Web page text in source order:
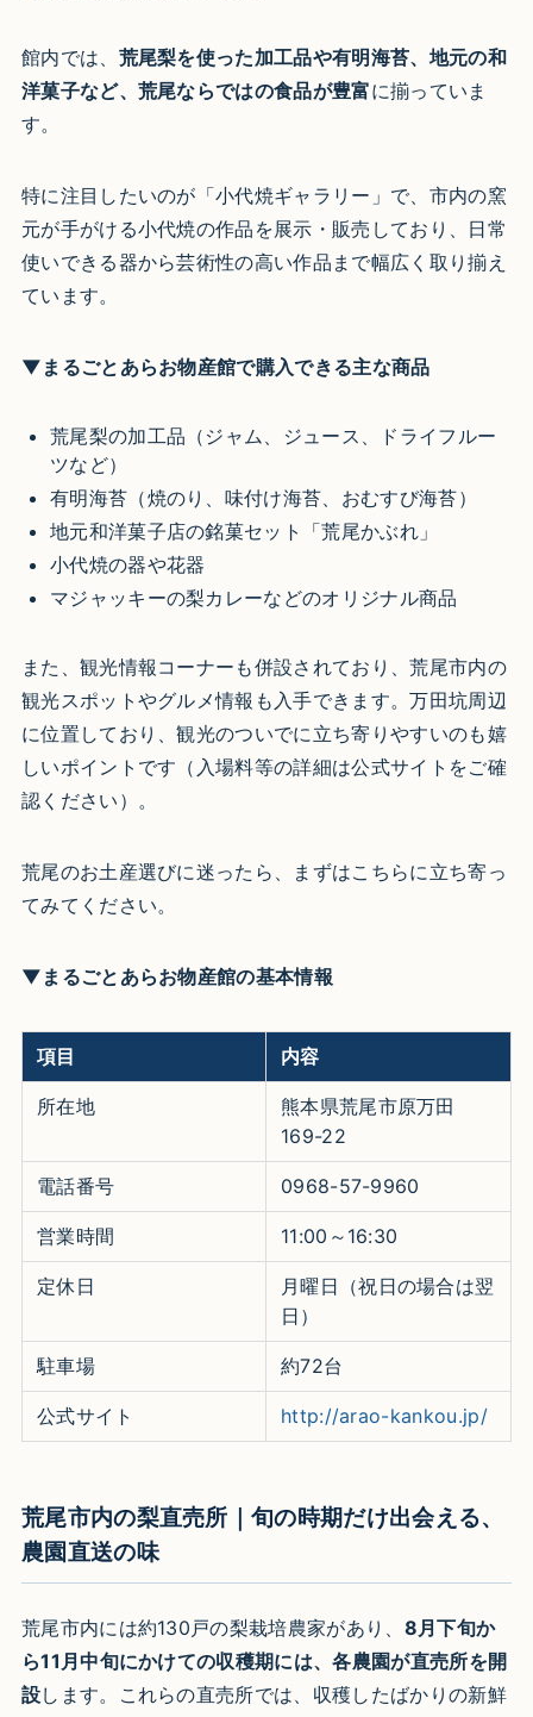
館内では、 荒尾梨を使った加工品や有明海苔、地元の和
洋菓子など、荒尾ならではの食品が豊富に揃っていま
す。
特に注目したいのが「小代焼ギャラリー」で、市内の窯
元が手がける小代焼の作品を展示・販売しており、日常
使いできる器から芸術性の高い作品まで幅広く取り揃え
ています。
▼まるごとあらお物産館で購入できる主な商品
荒尾梨の加工品（ジャム、ジュース、ドライフルー
ツなど）
有明海苔（焼のり、味付け海苔、おむすび海苔）
地元和洋菓子店の銘菓セット「荒尾かぶれ」
小代焼の器や花器
マジャッキーの梨カレーなどのオリジナル商品
また、観光情報コーナーも併設されており、荒尾市内の
観光スポットやグルメ情報も入手できます。万田坑周辺
に位置しており、観光のついでに立ち寄りやすいのも嬉
しいポイントです（入場料等の詳細は公式サイトをご確
認ください）。
荒尾のお土産選びに迷ったら、まずはこちらに立ち寄っ
てみてください。
▼まるごとあらお物産館の基本情報
項目 内容
所在地
熊本県荒尾市原万田
169-22
電話番号 0968-57-9960
営業時間 11:00～16:30
定休日
月曜日（祝日の場合は翌
日）
駐車場 約72台
公式サイト http://arao-kankou.jp/
荒尾市内の梨直売所｜旬の時期だけ出会える、
農園直送の味
荒尾市内には約130戸の梨栽培農家があり、 8月下旬か
ら11月中旬にかけての収穫期には、各農園が直売所を開
設します。これらの直売所では、収穫したばかりの新鮮